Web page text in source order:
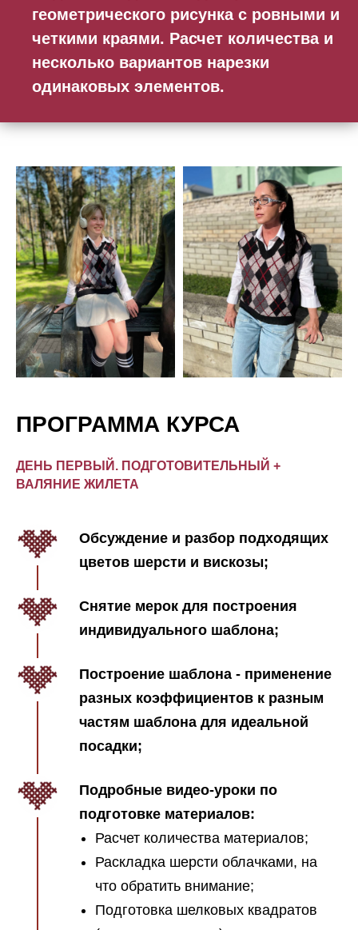
геометрического рисунка с ровными и
четкими краями. Расчет количества и
несколько вариантов нарезки
одинаковых элементов.
ПРОГРАММА КУРСА
ДЕНЬ ПЕРВЫЙ. ПОДГОТОВИТЕЛЬНЫЙ +
ВАЛЯНИЕ ЖИЛЕТА
Обсуждение и разбор подходящих
цветов шерсти и вискозы;
Снятие мерок для построения
индивидуального шаблона;
Построение шаблона - применение
разных коэффициентов к разным
частям шаблона для идеальной
посадки;
Подробные видео-уроки по
подготовке материалов:
Расчет количества материалов;
Раскладка шерсти облачками, на
что обратить внимание;
Подготовка шелковых квадратов